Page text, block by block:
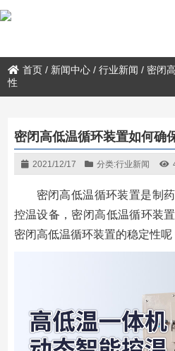
首页 / 新闻中心 /行业新闻 / 密闭
性
密闭高低温循环装置如何确
2021/12/17 分类:行业新闻
密闭高低温循环装置是制
控温设备，密闭高低温循环装
密闭高低温循环装置的稳定性呢